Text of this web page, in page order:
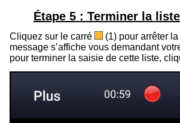
Étape 5 : Terminer la liste
Cliquez sur le carré (1) pour arrêter
message s’affiche vous demandant
pour terminer la saisie de cette liste,